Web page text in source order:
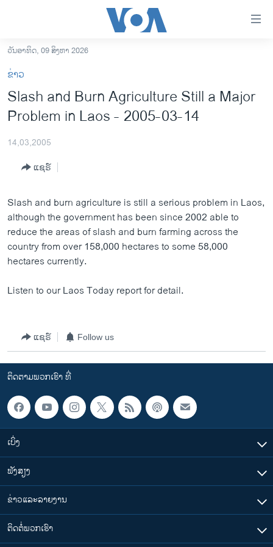
ເຂົ້າ
ຫາ
ຂ້າມ
ຂ້າມ
ຫາ
ອາເມຣິກາ
ຂ່າວ​ຈີນ
ໂລກ
ເອເຊຍ
ອິດສະຫຼະພາບດ້ານການຂ່າວ
ຊີວິດຊາວລາວ
ຊຸມຊົນຊາວລາວ
ວິທະຍາສາດ-ເທັກໂນໂລຈີ
ວີດີໂອ
ສຽງ
ລາຍການກະຈາຍສຽງ
ລາຍງານ
ຕິດຕາມພວກເຮົາ ທີ່
ພາສາຕ່າງໆ
ວັນອາທິດ, 09 ສິງຫາ 2026
ຂ່າວ
Slash and Burn Agriculture Still a Major
Problem in Laos - 2005-03-14
14,03,2005
ແຊຣ໌
Slash and burn agriculture is still a serious problem in Laos,
although the government has been since 2002 able to
reduce the areas of slash and burn farming across the
country from over 158,000 hectares to some 58,000
hectares currently.
Listen to our Laos Today report for detail.
ແຊຣ໌ Follow us
ຕິດຕາມພວກເຮົາ ທີ່
ເບິ່ງ
ຟັງສຽງ
ຂ່າວແລະລາຍງານ
ຕິດຕໍ່ພວກເຮົາ